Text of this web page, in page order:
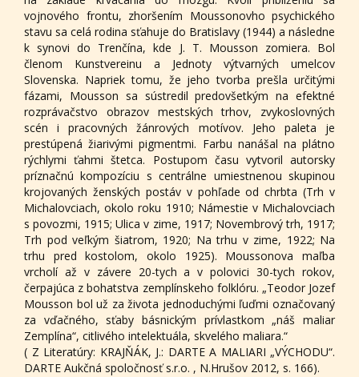
vojnového frontu, zhoršením Moussonovho psychického
stavu sa celá rodina sťahuje do Bratislavy (1944) a následne
k synovi do Trenčína, kde J. T. Mousson zomiera. Bol
členom Kunstvereinu a Jednoty výtvarných umelcov
Slovenska. Napriek tomu, že jeho tvorba prešla určitými
fázami, Mousson sa sústredil predovšetkým na efektné
rozprávačstvo obrazov mestských trhov, zvykoslovných
scén i pracovných žánrových motívov. Jeho paleta je
prestúpená žiarivými pigmentmi. Farbu nanášal na plátno
rýchlymi ťahmi štetca. Postupom času vytvoril autorsky
príznačnú kompozíciu s centrálne umiestnenou skupinou
krojovaných ženských postáv v pohľade od chrbta (Trh v
Michalovciach, okolo roku 1910; Námestie v Michalovciach
s povozmi, 1915; Ulica v zime, 1917; Novembrový trh, 1917;
Trh pod veľkým šiatrom, 1920; Na trhu v zime, 1922; Na
trhu pred kostolom, okolo 1925). Moussonova maľba
vrcholí až v závere 20-tych a v polovici 30-tych rokov,
čerpajúca z bohatstva zemplínskeho folklóru. „Teodor Jozef
Mousson bol už za života jednoduchými ľuďmi označovaný
za vďačného, sťaby básnickým prívlastkom „náš maliar
Zemplína“, citlivého intelektuála, skvelého maliara.“
( Z Literatúry: KRAJŇÁK, J.: DARTE A MALIARI „VÝCHODU“.
DARTE Aukčná spoločnosť s.r.o. , N.Hrušov 2012, s. 166).